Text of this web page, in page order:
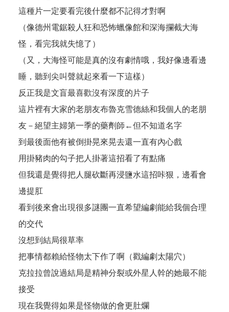
這種片一定要看完後什麼都不記得才對啊
（像德州電鋸殺人狂和恐怖蠟像館和深海攔截大海
怪，看完我就失憶了）
（又，大海怪可能是真的沒有劇情哦，我好像邊看邊
睡，聽到尖叫聲就起來看一下這樣）
反正我是文盲最喜歡沒有深度的片子
這片裡有大家的老朋友布魯克雪德絲和我個人的老朋
友－絕望主婦第一季的藥劑師←但不知道名字
到最後面他有被倒掛晃來晃去還一直有內心戲
用掛豬肉的勾子把人掛著這招看了有點痛
但我還是覺得把人腿砍斷再浸鹽水這招咔狠，邊看會
邊提肛
看到後來會出現很多謎團一直希望編劇能給我個合理
的交代
沒想到結局很草率
把事情都賴給怪物太下作了啊（戳編劇太陽穴）
克拉拉曾說過結局是精神分裂或外星人幹的她最不能
接受
現在我覺得如果是怪物做的會更肚爛